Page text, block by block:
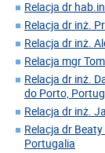
Relacja dr
Relacja dr inż.
Relacja dr inż.
Relacja mgr
Relacja dr inż.
do Porto,
Relacja dr inż.
Relacja dr
Portugalia